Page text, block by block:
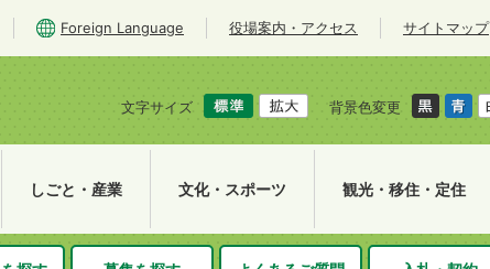
Foreign Language 役場案内・アクセス サイトマップ
文字サイズ 背景色変更
しごと・産業 文化・スポーツ 観光・移住・定住